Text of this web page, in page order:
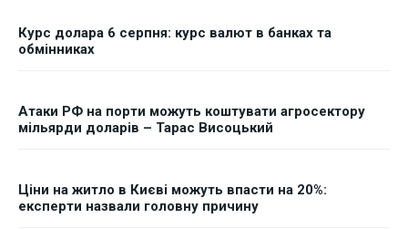
Курс долара 6 серпня: курс валют в банках та
обмінниках
Атаки РФ на порти можуть коштувати агросектору
мільярди доларів – Тарас Висоцький
Ціни на житло в Києві можуть впасти на 20%:
експерти назвали головну причину